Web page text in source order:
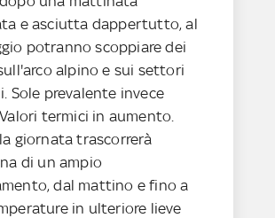
e asciutta dappertutto, al
potranno scoppiare dei
alpino e sui settori
Sole prevalente invece
termici in aumento.
giornata trascorrerà
di un ampio
dal mattino e fino a
in ulteriore lieve